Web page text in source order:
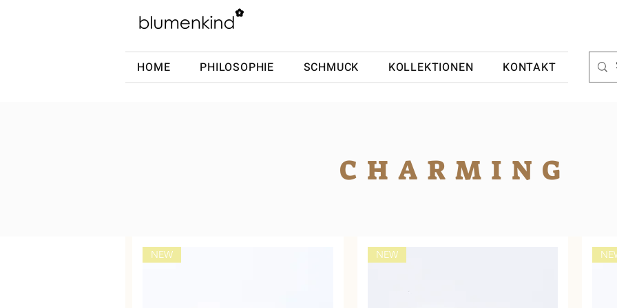
HOME PHILOSOPHIE SCHMUCK KOLLEKTIONEN KONTAKT
CHARMING
NEW NEW